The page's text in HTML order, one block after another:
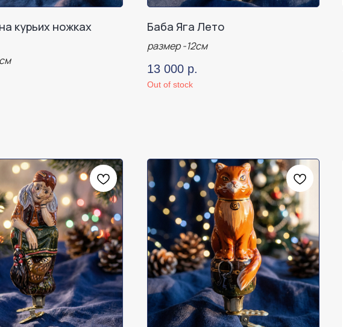
курьих ножках Баба Яга Лето
размер -12см
13 000 р.
Out of stock